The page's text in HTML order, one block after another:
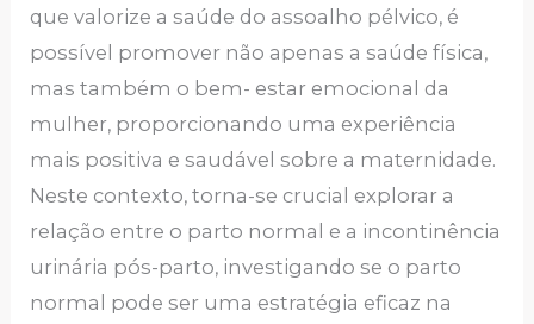
que valorize a saúde do assoalho pélvico, é
possível promover não apenas a saúde física,
mas também o bem- estar emocional da
mulher, proporcionando uma experiência
mais positiva e saudável sobre a maternidade.
Neste contexto, torna-se crucial explorar a
relação entre o parto normal e a incontinência
urinária pós-parto, investigando se o parto
normal pode ser uma estratégia eficaz na